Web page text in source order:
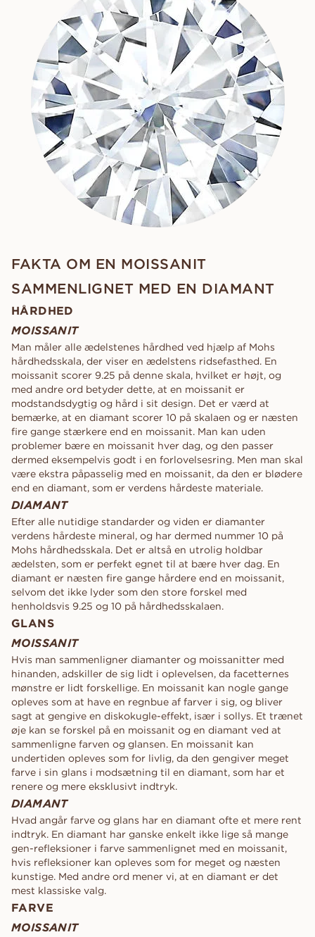
FAKTA OM EN MOISSANIT
SAMMENLIGNET MED EN DIAMANT
HÅRDHED
MOISSANIT
Man måler alle ædelstenes hårdhed ved hjælp af Mohs
hårdhedsskala, der viser en ædelstens ridsefasthed. En
moissanit scorer 9.25 på denne skala, hvilket er højt, og
med andre ord betyder dette, at en moissanit er
modstandsdygtig og hård i sit design. Det er værd at
bemærke, at en diamant scorer 10 på skalaen og er næsten
fire gange stærkere end en moissanit. Man kan uden
problemer bære en moissanit hver dag, og den passer
dermed eksempelvis godt i en forlovelsesring. Men man skal
være ekstra påpasselig med en moissanit, da den er blødere
end en diamant, som er verdens hårdeste materiale.
DIAMANT
Efter alle nutidige standarder og viden er diamanter
verdens hårdeste mineral, og har dermed nummer 10 på
Mohs hårdhedsskala. Det er altså en utrolig holdbar
ædelsten, som er perfekt egnet til at bære hver dag. En
diamant er næsten fire gange hårdere end en moissanit,
selvom det ikke lyder som den store forskel med
henholdsvis 9.25 og 10 på hårdhedsskalaen.
GLANS
MOISSANIT
Hvis man sammenligner diamanter og moissanitter med
hinanden, adskiller de sig lidt i oplevelsen, da facetternes
mønstre er lidt forskellige. En moissanit kan nogle gange
opleves som at have en regnbue af farver i sig, og bliver
sagt at gengive en diskokugle-effekt, især i sollys. Et trænet
øje kan se forskel på en moissanit og en diamant ved at
sammenligne farven og glansen. En moissanit kan
undertiden opleves som for livlig, da den gengiver meget
farve i sin glans i modsætning til en diamant, som har et
renere og mere eksklusivt indtryk.
DIAMANT
Hvad angår farve og glans har en diamant ofte et mere rent
indtryk. En diamant har ganske enkelt ikke lige så mange
gen-refleksioner i farve sammenlignet med en moissanit,
hvis refleksioner kan opleves som for meget og næsten
kunstige. Med andre ord mener vi, at en diamant er det
mest klassiske valg.
FARVE
MOISSANIT